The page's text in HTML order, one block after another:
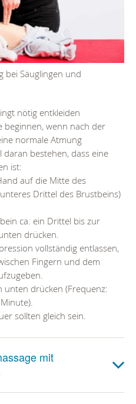
bei Säuglingen und
nötig entkleiden
beginnen, wenn nach der
normale Atmung
bestehen, dass eine
ist:
auf die Mitte des
Drittel des Brustbeins)
ca. ein Drittel bis zur
drücken.
vollständig entlassen,
Fingern und dem
unten drücken (Frequenz:
sollten gleich sein.
mit